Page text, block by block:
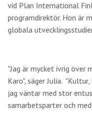
vid Plan International
programdirektör. Hon är
globala
"Jag är mycket ivrig
Karo", säger Julia.
jag väntar med stor
samarbetsparter och